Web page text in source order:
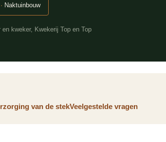
Naktuinbouw
kweker, Kwekerij Top en Top
van de stekVeelgestelde vragen